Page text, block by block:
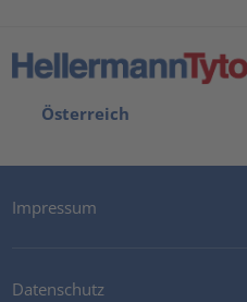
Österreich
Impressum
Datenschutz